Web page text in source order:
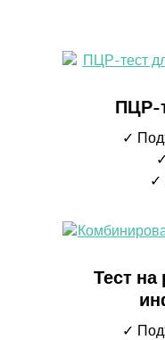
ПЦР-
✓
✓
Тест
✓